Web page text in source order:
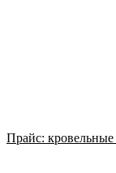
Прайс: